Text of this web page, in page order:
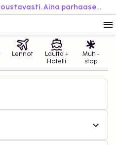
Varaa helposti. Matkusta joustavasti. Aina parhaaseen hintaan.
Lennot
Lautta +
Hotelli
Multi-
stop